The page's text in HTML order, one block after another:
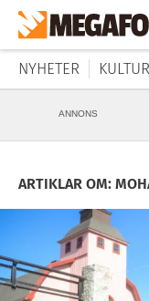
NYHETER
ANNONS
ARTIKLAR OM: